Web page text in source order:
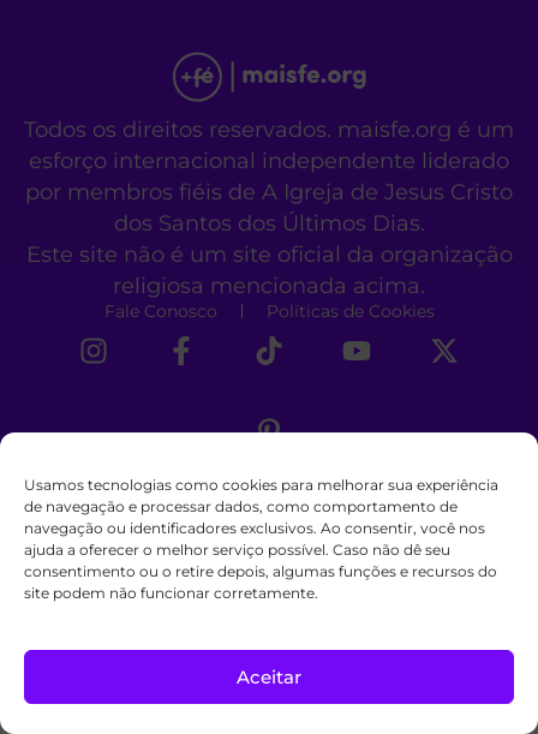
Usamos tecnologias como cookies para melhorar sua experiência
de navegação e processar dados, como comportamento de
navegação ou identificadores exclusivos. Ao consentir, você nos
ajuda a oferecer o melhor serviço possível. Caso não dê seu
consentimento ou o retire depois, algumas funções e recursos do
site podem não funcionar corretamente.
Aceitar
Todos os direitos reservados. maisfe.org é um
esforço internacional independente liderado
por membros fiéis de A Igreja de Jesus Cristo
dos Santos dos Últimos Dias.
Este site não é um site oficial da organização
religiosa mencionada acima.
Fale Conosco Políticas de Cookies